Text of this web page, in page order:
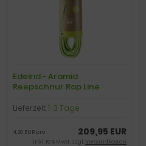
Edelrid - Aramid
Reepschnur Rap Line
10kN, oasis, 50m
Lieferzeit:1-3 Tage
209,95 EUR
4,20 EUR pro
inkl. 19 % MwSt. zzgl.Versandkosten